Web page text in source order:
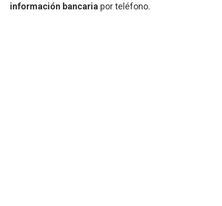
información bancaria por teléfono.